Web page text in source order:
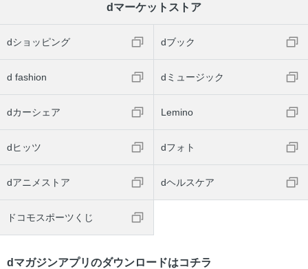
dマーケットストア
dショッピング dブック
d fashion dミュージック
dカーシェア Lemino
dヒッツ dフォト
dアニメストア dヘルスケア
ドコモスポーツくじ
dマガジンアプリのダウンロードはコチラ